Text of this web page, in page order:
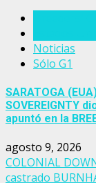
Noticias
Sólo G1
SARATOGA
SOVEREIGNTY
apuntó en la
agosto 9, 2026
COLONIAL
castrado